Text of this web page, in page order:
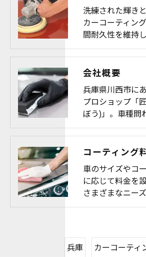
洗練された輝き
カーコーティン
間耐久性を維持
会社概要
兵庫県川西市に
プロショップ「
ぼう)」。車種問
コーティング
車のサイズやコ
に応じて料金を
さまざまなニー
兵庫 カーコーティ